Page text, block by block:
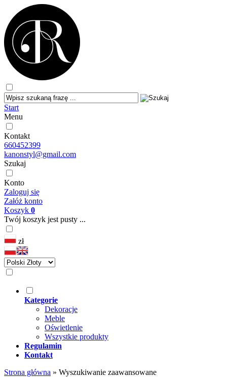
Start
Menu
Kontakt
660452399
kanonstyl@gmail.com
Szukaj
Konto
Zaloguj się
Załóż konto
Koszyk 0
Twój koszyk jest pusty ...
zł
Kategorie
Dekoracje
Meble
Oświetlenie
Wszystkie produkty
Regulamin
Kontakt
Strona główna » Wyszukiwanie zaawansowane